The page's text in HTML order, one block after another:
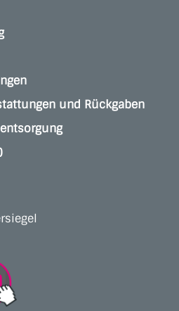
und Rückgaben